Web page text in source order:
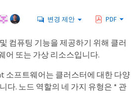
변경 제안 PDF
컴퓨팅 기능을 제공하기 위해 클러
어 또는 가상 리소스입니다.
소프트웨어는 클러스터에 대한 다양
다. 노드 역할의 네 가지 유형은 * 관